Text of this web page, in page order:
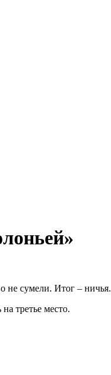
не сумели. Итог – ничья.
третье место.